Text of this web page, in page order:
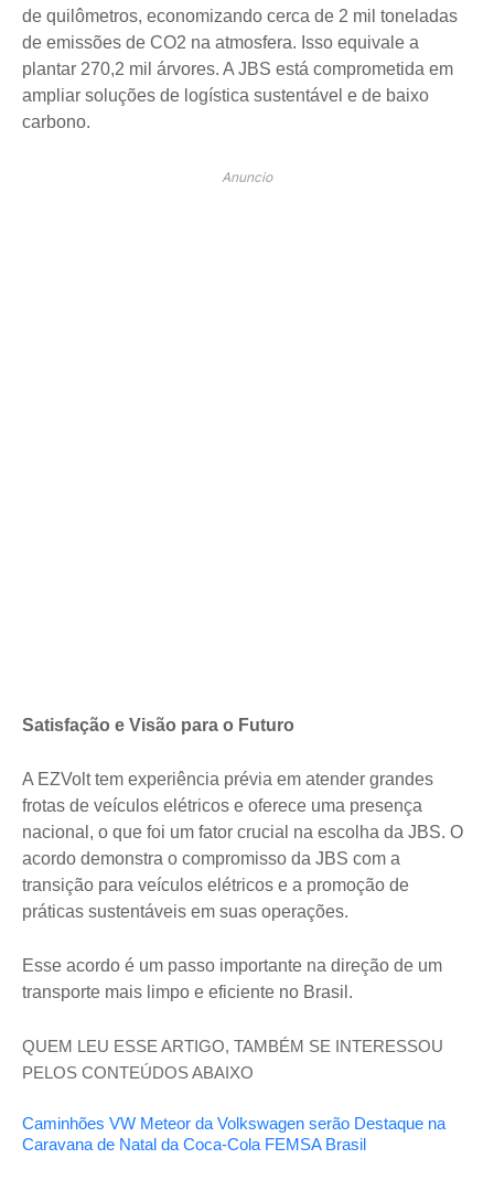
de quilômetros, economizando cerca de 2 mil toneladas
de emissões de CO2 na atmosfera. Isso equivale a
plantar 270,2 mil árvores. A JBS está comprometida em
ampliar soluções de logística sustentável e de baixo
carbono.
Anuncio
Satisfação e Visão para o Futuro
A EZVolt tem experiência prévia em atender grandes
frotas de veículos elétricos e oferece uma presença
nacional, o que foi um fator crucial na escolha da JBS. O
acordo demonstra o compromisso da JBS com a
transição para veículos elétricos e a promoção de
práticas sustentáveis em suas operações.
Esse acordo é um passo importante na direção de um
transporte mais limpo e eficiente no Brasil.
QUEM LEU ESSE ARTIGO, TAMBÉM SE INTERESSOU
PELOS CONTEÚDOS ABAIXO
Caminhões VW Meteor da Volkswagen serão Destaque na
Caravana de Natal da Coca-Cola FEMSA Brasil